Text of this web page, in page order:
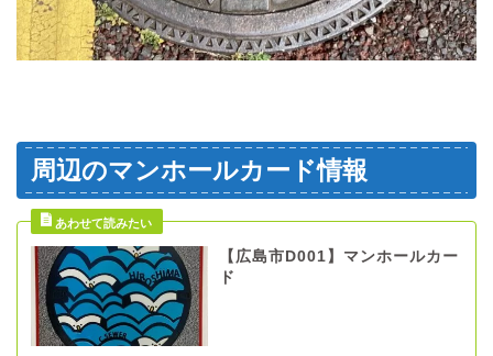
周辺のマンホールカード情報
【広島市D001】マンホールカー
ド